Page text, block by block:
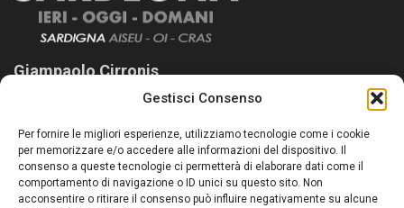
Gestisci Consenso
Per fornire le migliori esperienze, utilizziamo tecnologie come i cookie
per memorizzare e/o accedere alle informazioni del dispositivo. Il
consenso a queste tecnologie ci permetterà di elaborare dati come il
comportamento di navigazione o ID unici su questo sito. Non
acconsentire o ritirare il consenso può influire negativamente su alcune
Giampaolo Cirronis
Sardegna Ieri-Oggi-Domani nasce per informare “liberamente” i
lettori su quanto accade in Sardegna, con un occhio rivolto al
nostro passato e, soprattutto, al nostro futuro
Follow Us